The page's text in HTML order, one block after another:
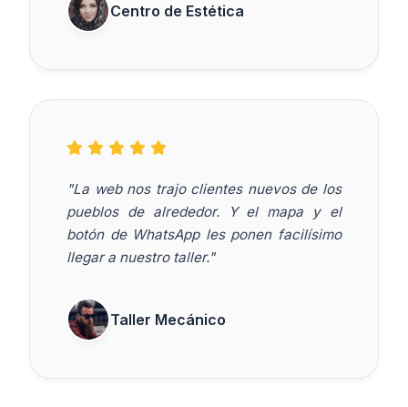
Centro de Estética
"La web nos trajo clientes nuevos de los
pueblos de alrededor. Y el mapa y el
botón de WhatsApp les ponen facilísimo
llegar a nuestro taller."
Taller Mecánico